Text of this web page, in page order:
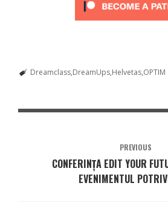
Dreamclass DreamUps Helvetas OPTIM
PREVIOUS
CONFERINȚA EDIT YOUR
EVENIMENTUL